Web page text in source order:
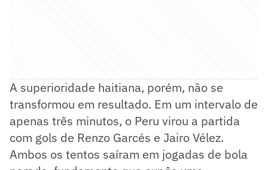
A superioridade haitiana, porém, não se
transformou em resultado. Em um intervalo de
apenas três minutos, o Peru virou a partida
com gols de Renzo Garcés e Jairo Vélez.
Ambos os tentos saíram em jogadas de bola